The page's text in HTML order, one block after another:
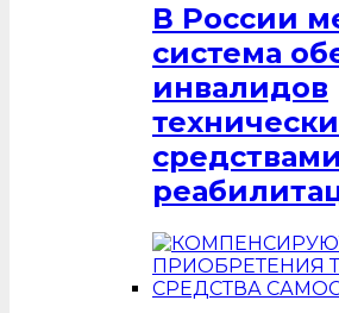
В России
система
инвалидов
средствами